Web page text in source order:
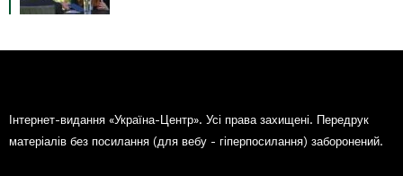
Інтернет-видання «Україна-Центр». Усі права захищені. Передрук
матеріалів без посилання (для вебу - гіперпосилання) заборонений.